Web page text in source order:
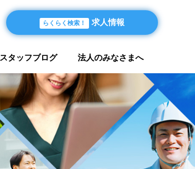
らくらく検索！ 求人情報
スタッフブログ 法人のみなさまへ